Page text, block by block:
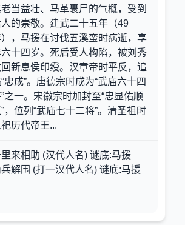
当益壮、马革裹尸的气概，受到
人的崇敬。建武二十五年（49
，马援在讨伐五溪蛮时病逝，享
十四岁。死后受人构陷，被刘秀
回新息侯印绶。汉章帝时平反，追
忠成”。唐德宗时成为“武庙六十四
之一。宋徽宗时加封至“忠显佑顺
”，位列“武庙七十二将”。清圣祖时
祀历代帝王...
来相助 (汉代人名) 谜底:马援
解围 (打一汉代人名) 谜底:马援